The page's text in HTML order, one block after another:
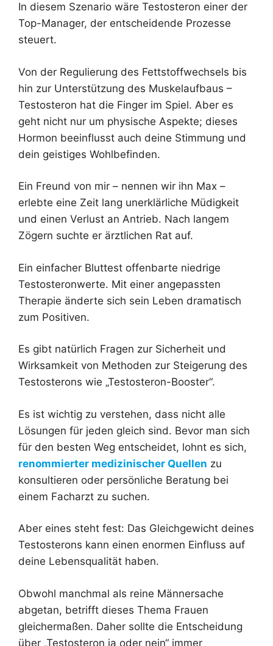
In diesem Szenario wäre Testosteron einer der
Top-Manager, der entscheidende Prozesse
steuert.
Von der Regulierung des Fettstoffwechsels bis
hin zur Unterstützung des Muskelaufbaus –
Testosteron hat die Finger im Spiel. Aber es
geht nicht nur um physische Aspekte; dieses
Hormon beeinflusst auch deine Stimmung und
dein geistiges Wohlbefinden.
Ein Freund von mir – nennen wir ihn Max –
erlebte eine Zeit lang unerklärliche Müdigkeit
und einen Verlust an Antrieb. Nach langem
Zögern suchte er ärztlichen Rat auf.
Ein einfacher Bluttest offenbarte niedrige
Testosteronwerte. Mit einer angepassten
Therapie änderte sich sein Leben dramatisch
zum Positiven.
Es gibt natürlich Fragen zur Sicherheit und
Wirksamkeit von Methoden zur Steigerung des
Testosterons wie „Testosteron-Booster“.
Es ist wichtig zu verstehen, dass nicht alle
Lösungen für jeden gleich sind. Bevor man sich
für den besten Weg entscheidet, lohnt es sich,
renommierter medizinischer Quellen zu
konsultieren oder persönliche Beratung bei
einem Facharzt zu suchen.
Aber eines steht fest: Das Gleichgewicht deines
Testosterons kann einen enormen Einfluss auf
deine Lebensqualität haben.
Obwohl manchmal als reine Männersache
abgetan, betrifft dieses Thema Frauen
gleichermaßen. Daher sollte die Entscheidung
über „Testosteron ja oder nein“ immer